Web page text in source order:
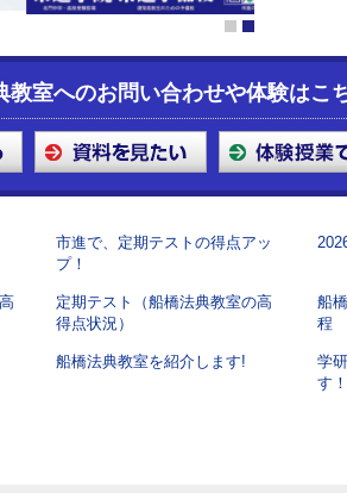
1
教室へのお問い合わせや体験はこ
市進で、定期テストの得点アッ
プ！
定期テスト（船橋法典教室の高
得点状況）
船
程
船橋法典教室を紹介します!
学
す！